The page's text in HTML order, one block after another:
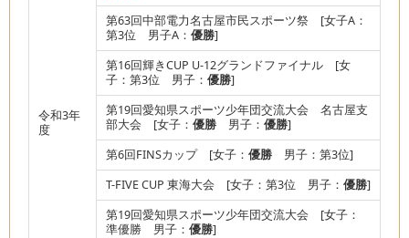
令和3年
度
第63回中部電力名古屋市民スポーツ祭 [女子A：
第3位 男子A： 優勝]
第16回輝きCUP U-12グランドファイナル [女
子：第3位 男子： 優勝]
第19回愛知県スポーツ少年団交流大会 名古屋支
部大会 [女子： 優勝 男子： 優勝]
第6回FINSカップ [女子： 優勝 男子：第3位]
T-FIVE CUP 東海大会 [女子：第3位 男子： 優勝]
第19回愛知県スポーツ少年団交流大会 [女子：
準優勝 男子： 優勝]